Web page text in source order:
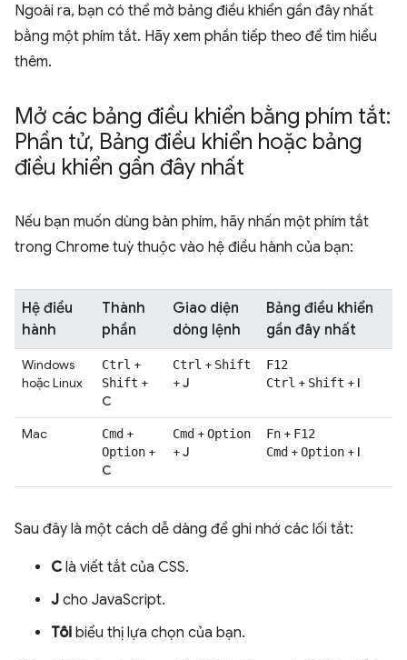
Ngoài ra, bạn có thể mở bảng điều khiển gần đây nhất
bằng một phím tắt. Hãy xem phần tiếp theo để tìm hiểu
thêm.
Mở các bảng điều khiển bằng phím tắt:
Phần tử, Bảng điều khiển hoặc bảng
điều khiển gần đây nhất
Nếu bạn muốn dùng bàn phím, hãy nhấn một phím tắt
trong Chrome tuỳ thuộc vào hệ điều hành của bạn:
Hệ điều
hành
Thành
phần
Giao diện
dòng lệnh
Bảng điều khiển
gần đây nhất
Windows
hoặc Linux
Ctrl +
Shift +
C
Ctrl + Shift
+J
F12
Ctrl + Shift + I
Mac Cmd +
Option +
C
Cmd +Option
+J
Fn + F12
Cmd +Option + I
Sau đây là một cách dễ dàng để ghi nhớ các lối tắt:
C là viết tắt của CSS.
J cho JavaScript.
Tôi biểu thị lựa chọn của bạn.